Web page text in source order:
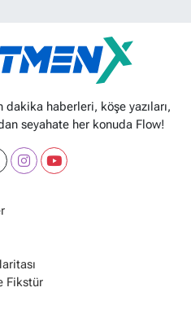
haberleri, köşe yazıları,
seyahate her konuda Flow!
Fikstür